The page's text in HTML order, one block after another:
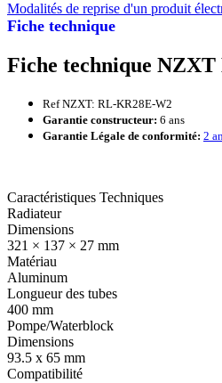
Fiche technique
Modalités de reprise d'un produit
Fiche technique
Ref NZXT: RL-KR28E-W2
Garantie constructeur: 6 ans
Garantie Légale de conformité: 2
Caractéristiques Techniques
Radiateur
Dimensions
321 × 137 × 27 mm
Matériau
Aluminum
Longueur des tubes
400 mm
Pompe/Waterblock
Dimensions
93.5 x 65 mm
Compatibilité